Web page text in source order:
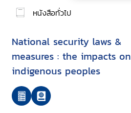
หนังสือทั่วไป
National security laws &
measures : the impacts on
indigenous peoples